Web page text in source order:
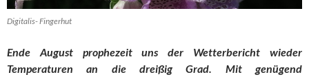
Digitalis- Fingerhut
Ende August prophezeit uns der Wetterbericht wieder
Temperaturen an die dreißig Grad. Mit genügend